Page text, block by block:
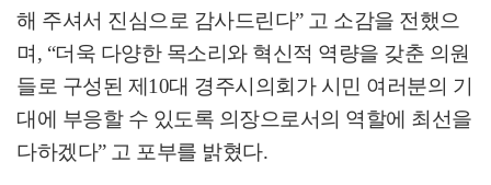
해 주셔서 진심으로 감사드린다” 고 소감을 전했으
며 , “더욱 다양한 목소리와 혁신적 역량을 갖춘 의원
들로 구성된 제 10대 경주시의회가 시민 여러분의 기
대에 부응할 수 있도록 의장으로서의 역할에 최선을
다하겠다” 고 포부를 밝혔다.